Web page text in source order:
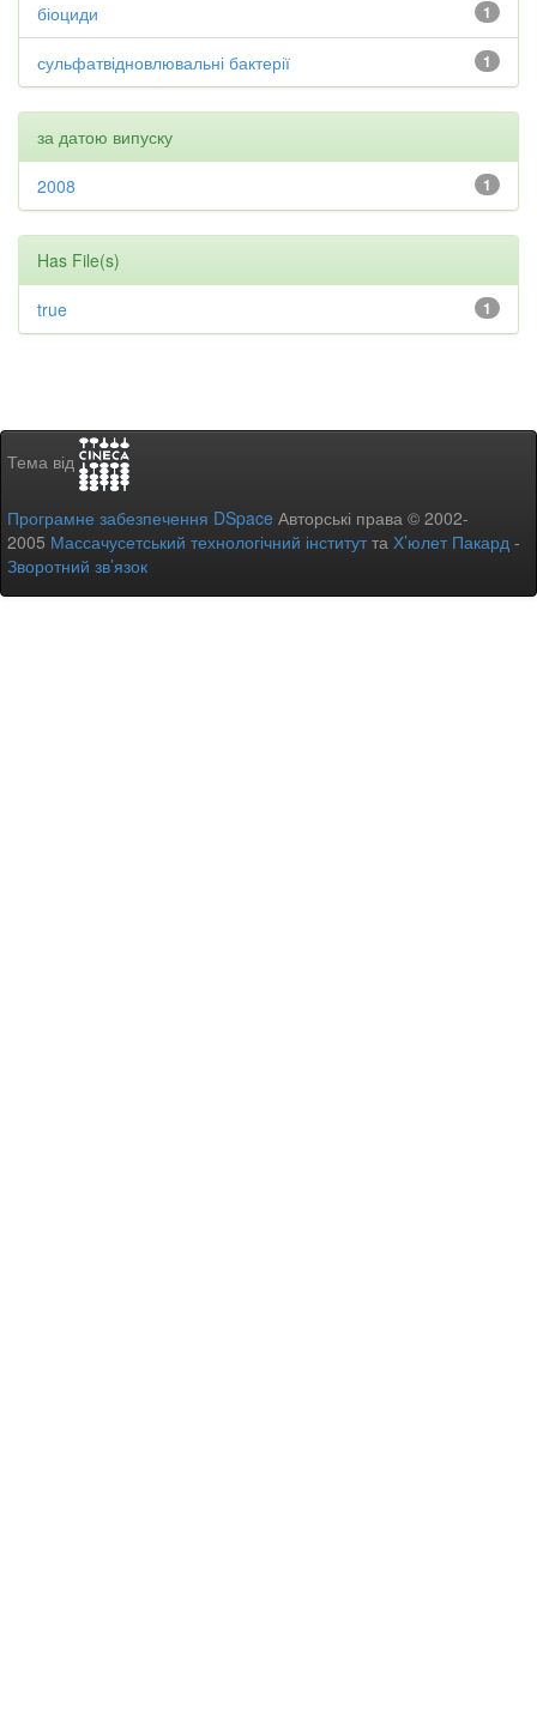
1
біоциди
1
сульфатвідновлювальні бактерії
за датою випуску
1
2008
Has File(s)
1
true
Тема від
Програмне забезпечення DSpace Авторські права © 2002-
2005 Массачусетський технологічний інститутта Х’юлет Пакард -
Зворотний зв’язок